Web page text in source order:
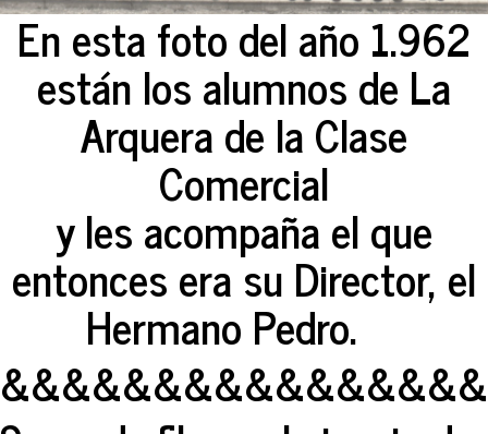
En esta foto del año 1.962
están los alumnos de La
Arquera de la Clase
Comercial
y les acompaña el que
entonces era su Director, el
Hermano Pedro.